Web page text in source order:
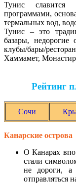
Тунис славится
программами,
термальных вод,
Тунис – это
базары,
клубы/бары/
Хаммамет,
Рейтинг
Сочи
Канарские острова
О Канарах
стали
не дороги, а
отправляться